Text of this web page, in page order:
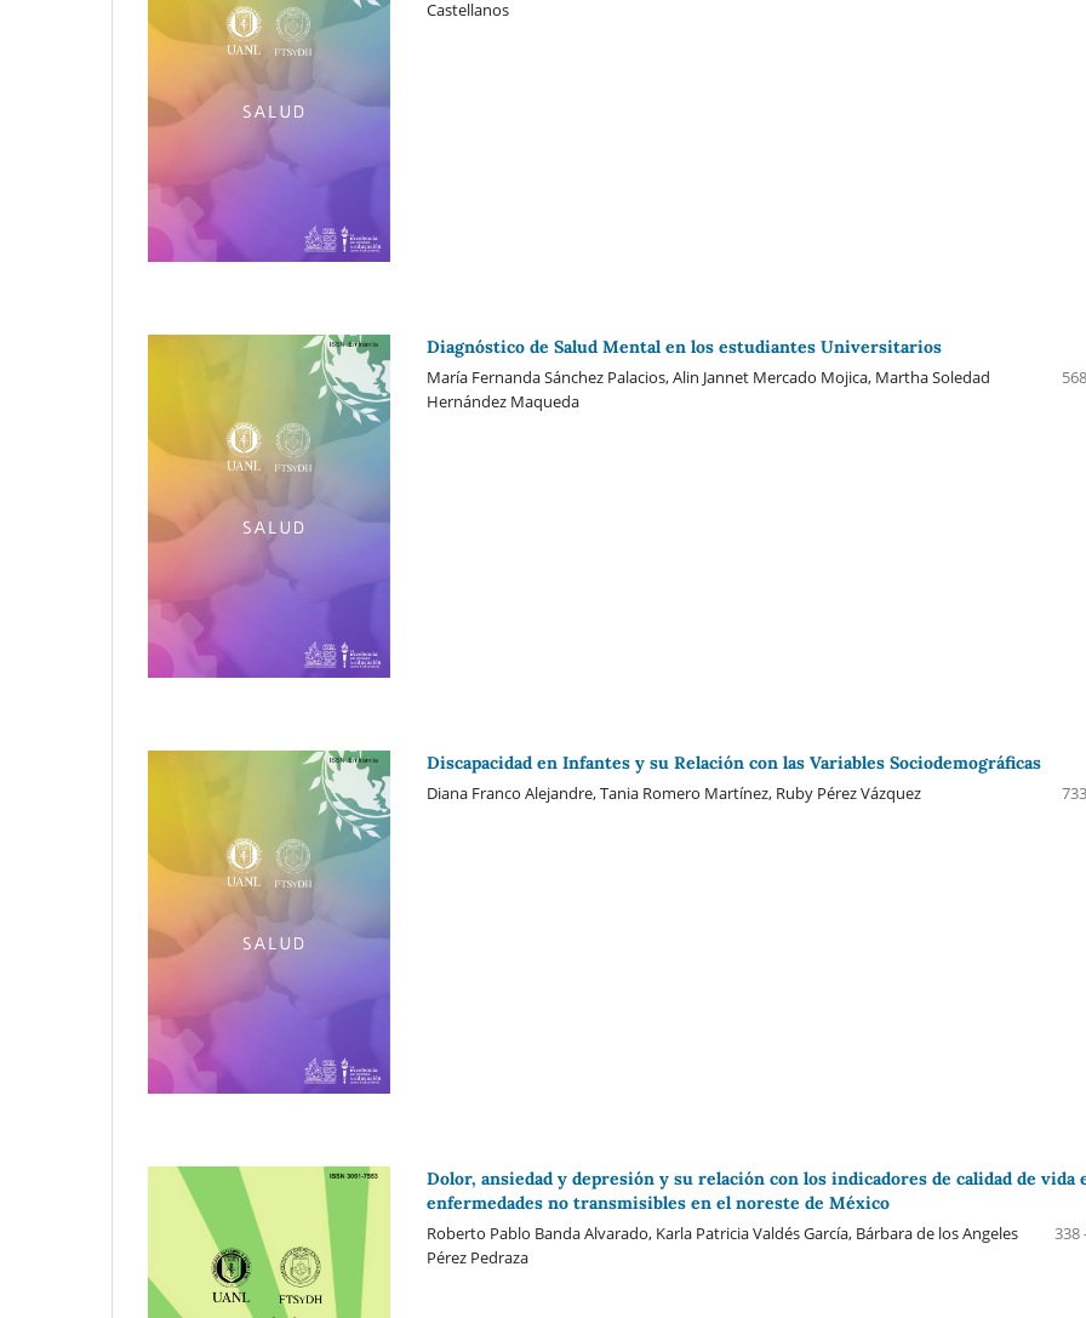
Castellanos
Diagnóstico de Salud Mental en los estudiantes Universitarios
María Fernanda Sánchez Palacios, Alin Jannet Mercado Mojica, Martha Soledad
Hernández Maqueda
Discapacidad en Infantes y su Relación con las Variables Sociodemográficas
Diana Franco Alejandre, Tania Romero Martínez, Ruby Pérez Vázquez
Dolor, ansiedad y depresión y su relación con los indicadores de calidad de vida
enfermedades no transmisibles en el noreste de México
Roberto Pablo Banda Alvarado, Karla Patricia Valdés García, Bárbara de los Angeles
Pérez Pedraza
338